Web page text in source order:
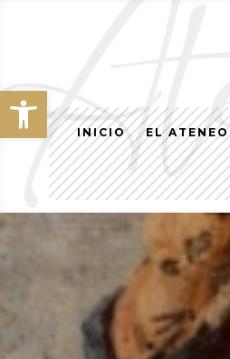
Abrir barra de herramientas
INICIO EL ATENEO